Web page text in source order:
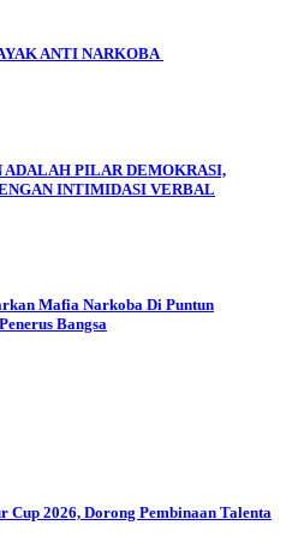
ANTI NARKOBA
ADALAH PILAR DEMOKRASI,
INTIMIDASI VERBAL
Mafia Narkoba Di Puntun
Bangsa
2026, Dorong Pembinaan Talenta